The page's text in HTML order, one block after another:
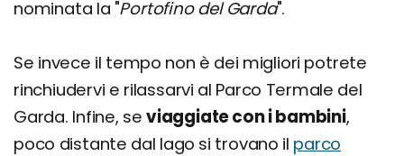
nominata la "Portofino del Garda".
Se invece il tempo non è dei migliori potrete
rinchiudervi e rilassarvi al Parco Termale del
Garda. Infine, se viaggiate con i bambini,
poco distante dal lago si trovano il parco